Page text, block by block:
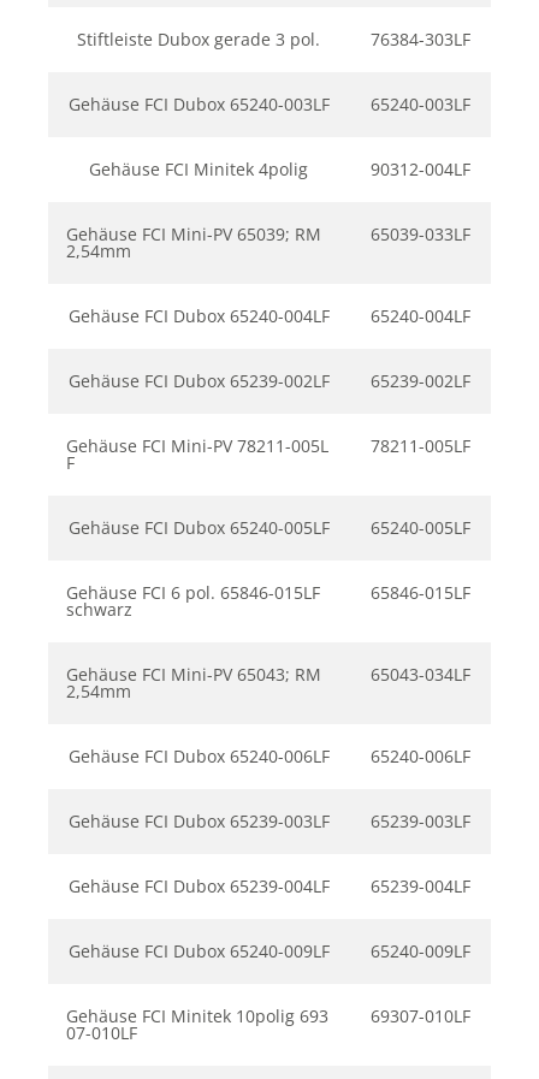
Stiftleiste Dubox gerade 3 pol. 76384-303LF
Gehäuse FCI Dubox 65240-003LF 65240-003LF
Gehäuse FCI Minitek 4polig 90312-004LF
Gehäuse FCI Mini-PV 65039; RM
2,54mm
65039-033LF
Gehäuse FCI Dubox 65240-004LF 65240-004LF
Gehäuse FCI Dubox 65239-002LF 65239-002LF
Gehäuse FCI Mini-PV 78211-005L
F
78211-005LF
Gehäuse FCI Dubox 65240-005LF 65240-005LF
Gehäuse FCI 6 pol. 65846-015LF
schwarz
65846-015LF
Gehäuse FCI Mini-PV 65043; RM
2,54mm
65043-034LF
Gehäuse FCI Dubox 65240-006LF 65240-006LF
Gehäuse FCI Dubox 65239-003LF 65239-003LF
Gehäuse FCI Dubox 65239-004LF 65239-004LF
Gehäuse FCI Dubox 65240-009LF 65240-009LF
Gehäuse FCI Minitek 10polig 693
07-010LF
69307-010LF